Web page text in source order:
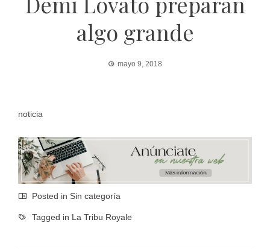
algo grande
mayo 9, 2018
noticia
Posted in Sin categoría
Tagged in La Tribu Royale